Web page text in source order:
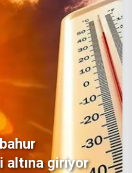
İbrahim
ve fırtına"